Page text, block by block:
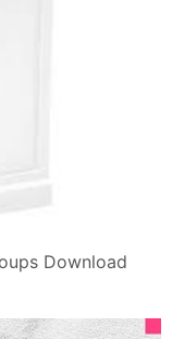
Download